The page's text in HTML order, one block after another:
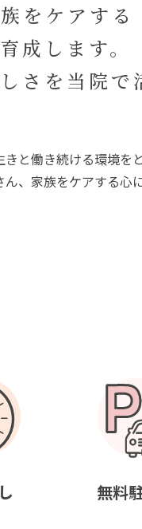
をケアする
成します。
さを当院で
と働き続ける環境を
、家族をケアする心
無料